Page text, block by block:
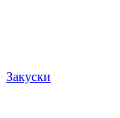
Закуски